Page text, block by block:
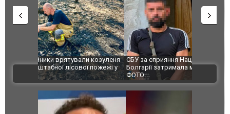
пожежі у
СБУ за сприяння Нацполіції та правоохоронців
Болгарії затримала міжнародного наркобарона.
ФОТО
Росіяни
одна
ВІДЕО